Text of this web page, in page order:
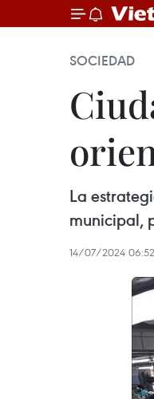
SOCIEDAD
La
municipal,
14/07/2024 06:52